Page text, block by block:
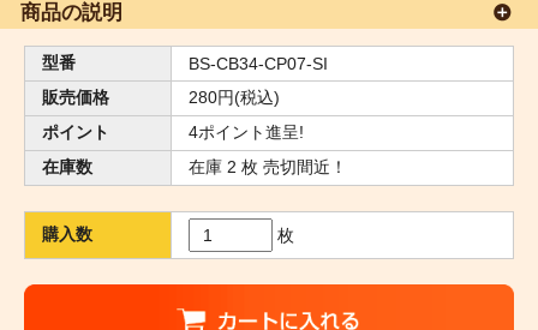
商品の説明
型番
BS-CB34-CP07-SI
販売価格
280円(税込)
ポイント
4ポイント進呈!
在庫数
在庫 2 枚 売切間近！
購入数 枚